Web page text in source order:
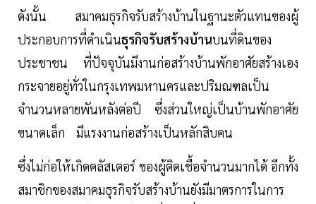
ดังนั้น สมาคมธุรกิจรับสร้างบ้านในฐานะตัวแทนของผู้
ประกอบการที่ดำเนินธุรกิจรับสร้างบ้านบนที่ดินของ
ประชาชน ที่ปัจจุบันมีงานก่อสร้างบ้านพักอาศัยสร้างเอง
กระจายอยู่ทั่วในกรุงเทพมหานครและปริมณฑลเป็น
จำนวนหลายพันหลังต่อปี ซึ่งส่วนใหญ่เป็นบ้านพักอาศัย
ขนาดเล็ก มีแรงงานก่อสร้างเป็นหลักสิบคน
ซึ่งไม่ก่อให้เกิดคลัสเตอร์ ของผู้ติดเชื้อจำนวนมากได้ อีกทั้ง
สมาชิกของสมาคมธุรกิจรับสร้างบ้านยังมีมาตรการในการ